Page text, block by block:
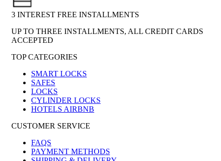
3 INTEREST FREE INSTALLMENTS
UP TO THREE INSTALLMENTS, ALL CREDIT CARDS
ACCEPTED
TOP CATEGORIES
SMART LOCKS
SAFES
LOCKS
CYLINDER LOCKS
HOTELS AIRBNB
CUSTOMER SERVICE
FAQS
PAYMENT METHODS